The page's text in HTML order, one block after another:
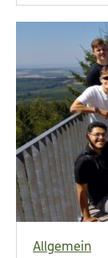
Allgemein